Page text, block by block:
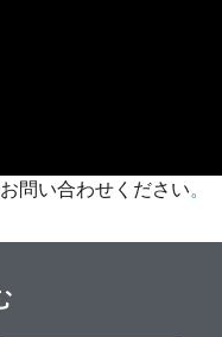
問い合わせください。